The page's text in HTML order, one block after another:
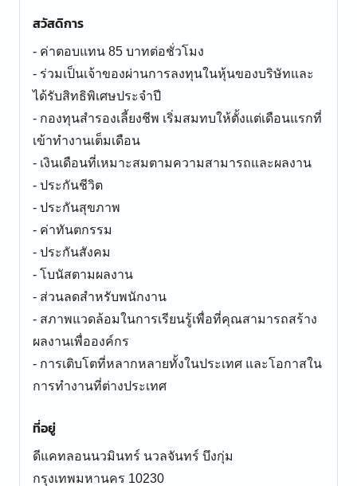
สวัสดิการ
- ค่าตอบแทน 85 บาทต่อชั่วโมง
- ร่วมเป็นเจ้าของผ่านการลงทุนในหุ้นของบริษัทและ
ได้รับสิทธิพิเศษประจำปี
- กองทุนสำรองเลี้ยงชีพ เริ่มสมทบให้ตั้งแต่เดือนแรกที่
เข้าทำงานเต็มเดือน
- เงินเดือนที่เหมาะสมตามความสามารถและผลงาน
- ประกันชีวิต
- ประกันสุขภาพ
- ค่าทันตกรรม
- ประกันสังคม
- โบนัสตามผลงาน
- ส่วนลดสำหรับพนักงาน
- สภาพแวดล้อมในการเรียนรู้เพื่อที่คุณสามารถสร้าง
ผลงานเพื่อองค์กร
- การเติบโตที่หลากหลายทั้งในประเทศ และโอกาสใน
การทำงานที่ต่างประเทศ
ที่อยู่
ดีแคทลอนนวมินทร์ นวลจันทร์ บึงกุ่ม
กรุงเทพมหานคร 10230